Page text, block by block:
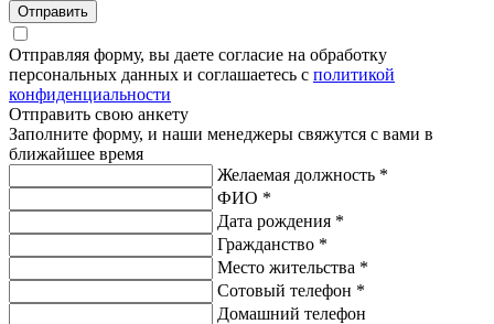
Отправить
Отправляя форму, вы даете согласие на обработку
персональных данных и соглашаетесь с политикой
конфиденциальности
Отправить свою анкету
Заполните форму, и наши менеджеры свяжутся с вами в
ближайшее время
Желаемая должность *
ФИО *
Дата рождения *
Гражданство *
Место жительства *
Сотовый телефон *
Домашний телефон